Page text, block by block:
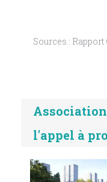
Sources : Rapport
l'appel à